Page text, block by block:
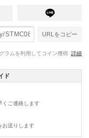
URLをコピー
ラムを利用してコイン獲得 詳細
ド
くご連絡します
お送りします